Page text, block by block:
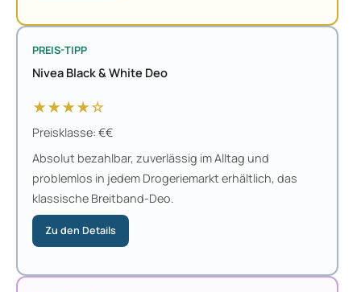
PREIS-TIPP
Nivea Black & White Deo
★★★★☆
Preisklasse: €€
Absolut bezahlbar, zuverlässig im Alltag und
problemlos in jedem Drogeriemarkt erhältlich, das
klassische Breitband-Deo.
Zu den Details